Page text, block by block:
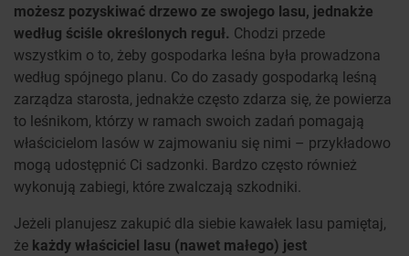
możesz pozyskiwać drzewo ze swojego lasu, jednakże
według ściśle określonych reguł. Chodzi przede
wszystkim o to, żeby gospodarka leśna była prowadzona
według spójnego planu. Co do zasady gospodarką leśną
zarządza starosta, jednakże często zdarza się, że powierza
to leśnikom, którzy w ramach swoich zadań pomagają
właścicielom lasów w zajmowaniu się nimi – przykładowo
mogą udostępnić Ci sadzonki. Bardzo często również
wykonują zabiegi, które zwalczają szkodniki.
Jeżeli planujesz zakupić dla siebie kawałek lasu pamiętaj,
że każdy właściciel lasu (nawet małego) jest